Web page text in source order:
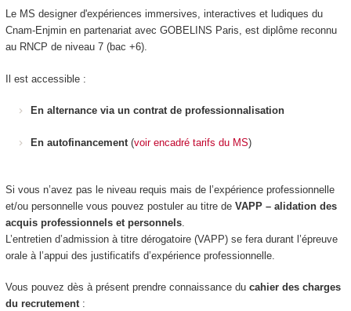
Le MS designer d'expériences immersives, interactives et ludiques du
Cnam-Enjmin en partenariat avec GOBELINS Paris, est diplôme reconnu
au RNCP de niveau 7 (bac +6).
Il est accessible :
En alternance via un contrat de professionnalisation
En autofinancement (voir encadré tarifs du MS)
Si vous n’avez pas le niveau requis mais de l’expérience professionnelle
et/ou personnelle vous pouvez postuler au titre de VAPP – alidation des
acquis professionnels et personnels.
L’entretien d’admission à titre dérogatoire (VAPP) se fera durant l’épreuve
orale à l’appui des justificatifs d’expérience professionnelle.
Vous pouvez dès à présent prendre connaissance du cahier des charges
du recrutement: